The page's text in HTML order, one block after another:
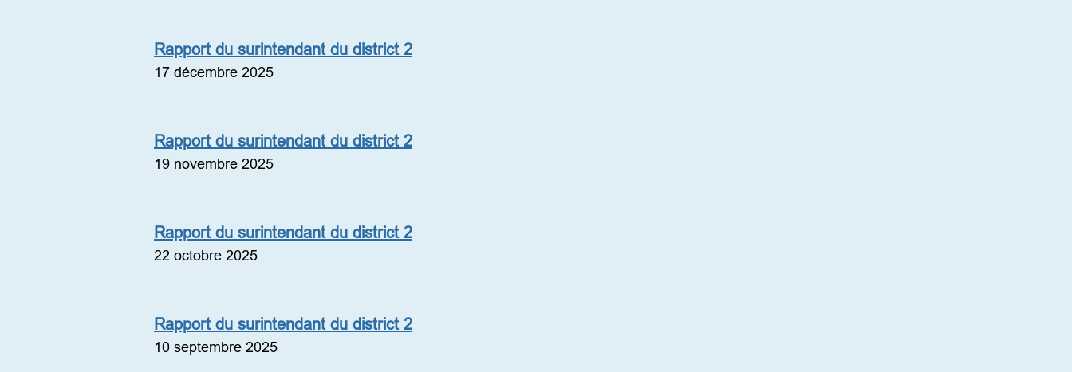
Rapport du surintendant du district 2
17 décembre 2025
Rapport du surintendant du district 2
19 novembre 2025
Rapport du surintendant du district 2
22 octobre 2025
Rapport du surintendant du district 2
10 septembre 2025